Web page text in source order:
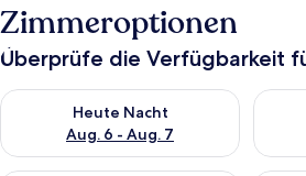
Zimmeroptionen
Überprüfe die Verfügbarkeit
Heute Nacht
Aug. 6 - Aug. 7
Überprüfe die Verfügbarkeit für heute